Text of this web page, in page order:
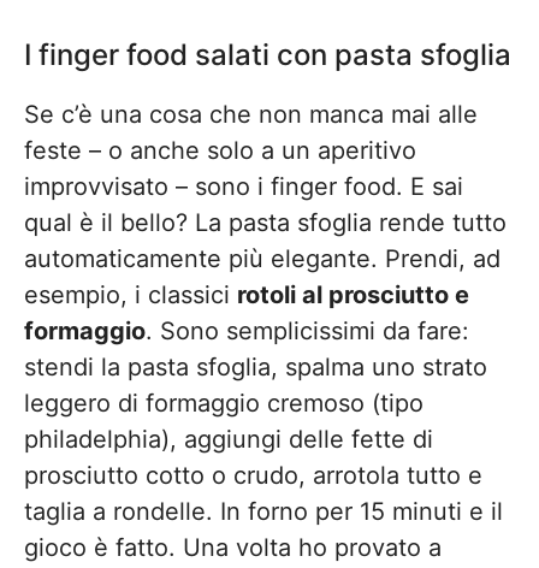
I finger food salati con pasta sfoglia
Se c’è una cosa che non manca mai alle
feste – o anche solo a un aperitivo
improvvisato – sono i finger food. E sai
qual è il bello? La pasta sfoglia rende tutto
automaticamente più elegante. Prendi, ad
esempio, i classici rotoli al prosciutto e
formaggio. Sono semplicissimi da fare:
stendi la pasta sfoglia, spalma uno strato
leggero di formaggio cremoso (tipo
philadelphia), aggiungi delle fette di
prosciutto cotto o crudo, arrotola tutto e
taglia a rondelle. In forno per 15 minuti e il
gioco è fatto. Una volta ho provato a